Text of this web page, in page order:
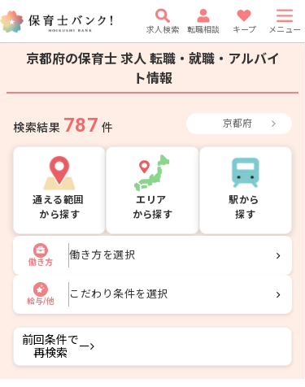
求人検索 転職相談 キープ メニュー
京都府の保育士 求人 転職・就職・アルバイ
ト情報
検索結果 787 件 京都府
通える範囲
から探す
エリア
から探す
駅から
探す
働き方
働き方を選択
給与/他
こだわり条件を選択
前回条件で
再検索
ー